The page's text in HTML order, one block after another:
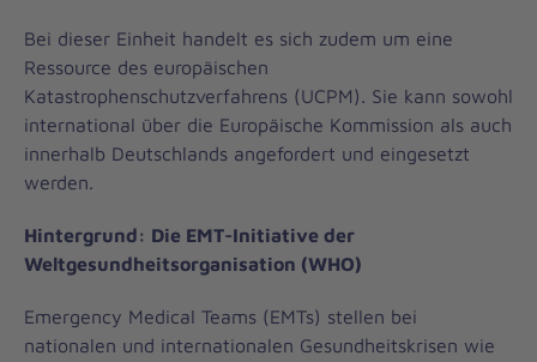
Bei dieser Einheit handelt es sich zudem um eine
Ressource des europäischen
Katastrophenschutzverfahrens (UCPM). Sie kann sowohl
international über die Europäische Kommission als auch
innerhalb Deutschlands angefordert und eingesetzt
werden.
Hintergrund: Die EMT-Initiative der
Weltgesundheitsorganisation (WHO)
Emergency Medical Teams (EMTs) stellen bei
nationalen und internationalen Gesundheitskrisen wie